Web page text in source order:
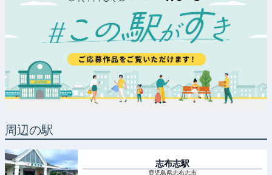
周辺の駅
志布志駅
鹿児島県志布志市